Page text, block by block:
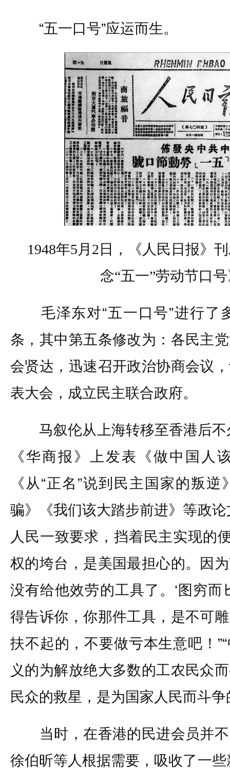
“五一口号”应运而生。
1948年5月2日，《人民日报》
念“五一”劳动节口
毛泽东对“五一口号”进行了
条，其中第五条修改为：各民主
会贤达，迅速召开政治协商会议
表大会，成立民主联合政府。
马叙伦从上海转移至香港后不
《华商报》上发表《做中国人
《从“正名”说到民主国家的叛
骗》《我们该大踏步前进》等政
人民一致要求，挡着民主实现的
权的垮台，是美国最担心的。因
没有给他效劳的工具了。‘图穷
得告诉你，你那件工具，是不可
扶不起的，不要做亏本生意吧！
义的为解放绝大多数的工农民众
民众的救星，是为国家人民而斗争
当时，在香港的民进会员并不
徐伯昕等人根据需要，吸收了一